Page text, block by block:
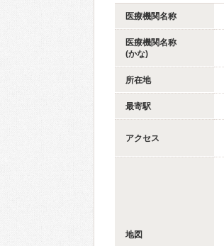
医療機関名称
医療機関名称
(かな)
所在地
最寄駅
アクセス
地図